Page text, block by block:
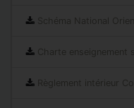
Schéma National
Charte enseignement
Règlement intérieur